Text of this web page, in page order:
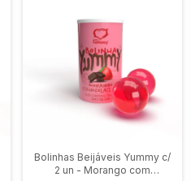
Bolinhas Beijáveis Yummy c/
2 un - Morango com